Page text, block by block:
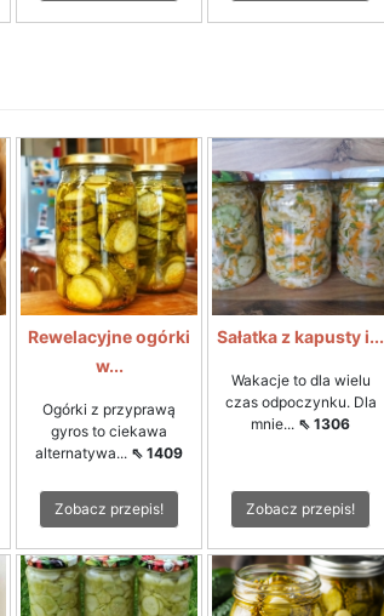
Rewelacyjne ogórki
w...
Ogórki z przyprawą
gyros to ciekawa
alternatywa... ⇖ 1409
Zobacz przepis!
Sałatka z kapusty i...
Wakacje to dla wielu
czas odpoczynku. Dla
mnie... ⇖ 1306
Zobacz przepis!